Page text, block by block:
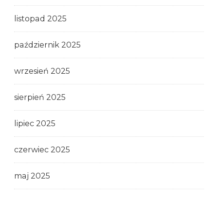
listopad 2025
październik 2025
wrzesień 2025
sierpień 2025
lipiec 2025
czerwiec 2025
maj 2025